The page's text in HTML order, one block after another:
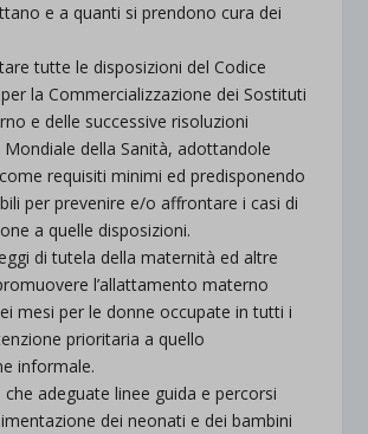
e a quanti si prendono cura dei
tutte le disposizioni del Codice
la Commercializzazione dei Sostituti
e delle successive risoluzioni
Mondiale della Sanità, adottandole
requisiti minimi ed predisponendo
per prevenire e/o affrontare i casi di
a quelle disposizioni.
di tutela della maternità ed altre
l’allattamento materno
mesi per le donne occupate in tutti i
prioritaria a quello
informale.
che adeguate linee guida e percorsi
dei neonati e dei bambini